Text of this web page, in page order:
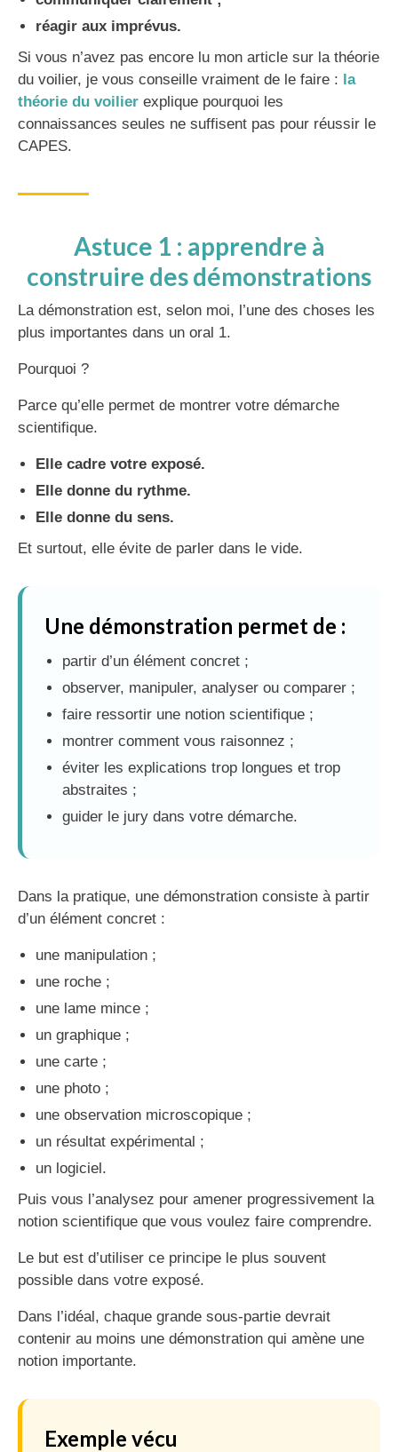
réagir aux imprévus.
Si vous n’avez pas encore lu mon article sur la théorie
du voilier, je vous conseille vraiment de le faire : la
théorie du voilier explique pourquoi les
connaissances seules ne suffisent pas pour réussir le
CAPES.
Astuce 1 : apprendre à
construire des démonstrations
La démonstration est, selon moi, l’une des choses les
plus importantes dans un oral 1.
Pourquoi ?
Parce qu’elle permet de montrer votre démarche
scientifique.
Elle cadre votre exposé.
Elle donne du rythme.
Elle donne du sens.
Et surtout, elle évite de parler dans le vide.
Une démonstration permet de :
partir d’un élément concret ;
observer, manipuler, analyser ou comparer ;
faire ressortir une notion scientifique ;
montrer comment vous raisonnez ;
éviter les explications trop longues et trop
abstraites ;
guider le jury dans votre démarche.
Dans la pratique, une démonstration consiste à partir
d’un élément concret :
une manipulation ;
une roche ;
une lame mince ;
un graphique ;
une carte ;
une photo ;
une observation microscopique ;
un résultat expérimental ;
un logiciel.
Puis vous l’analysez pour amener progressivement la
notion scientifique que vous voulez faire comprendre.
Le but est d’utiliser ce principe le plus souvent
possible dans votre exposé.
Dans l’idéal, chaque grande sous-partie devrait
contenir au moins une démonstration qui amène une
notion importante.
Exemple vécu